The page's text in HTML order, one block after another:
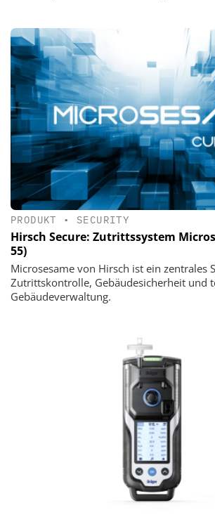
PRODUKT • SECURITY
Hirsch Secure: Zutrittssystem
55)
Microsesame von Hirsch ist ein zentrales
Zutrittskontrolle, Gebäudesicherheit und
Gebäudeverwaltung.